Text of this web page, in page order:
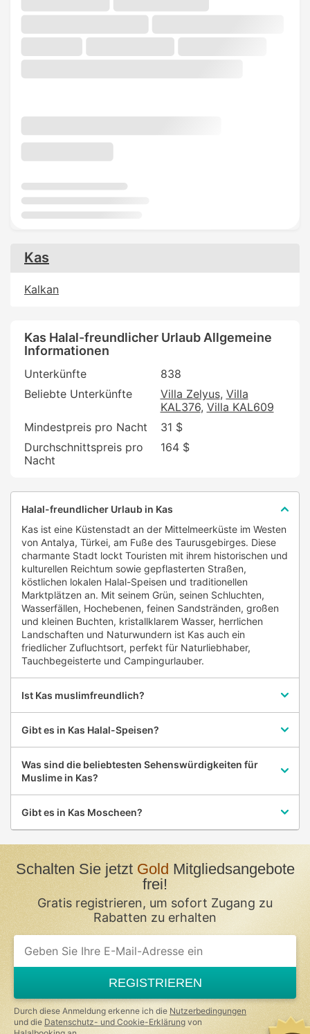
Kas
Kalkan
Kas Halal-freundlicher Urlaub Allgemeine
Informationen
Unterkünfte
838
Beliebte Unterkünfte
Villa Zelyus Villa
KAL376 Villa KAL609
Mindestpreis pro Nacht
31 $
Durchschnittspreis pro
Nacht
164 $
Halal-freundlicher Urlaub in Kas
Kas ist eine Küstenstadt an der Mittelmeerküste im Westen
von Antalya, Türkei, am Fuße des Taurusgebirges. Diese
charmante Stadt lockt Touristen mit ihrem historischen und
kulturellen Reichtum sowie gepflasterten Straßen,
köstlichen lokalen Halal-Speisen und traditionellen
Marktplätzen an. Mit seinem Grün, seinen Schluchten,
Wasserfällen, Hochebenen, feinen Sandstränden, großen
und kleinen Buchten, kristallklarem Wasser, herrlichen
Landschaften und Naturwundern ist Kas auch ein
friedlicher Zufluchtsort, perfekt für Naturliebhaber,
Tauchbegeisterte und Campingurlauber.
Ist Kas muslimfreundlich?
Gibt es in Kas Halal-Speisen?
Was sind die beliebtesten Sehenswürdigkeiten für
Muslime in Kas?
Gibt es in Kas Moscheen?
Schalten Sie jetztGold Mitgliedsangebote
frei!
Gratis registrieren, um sofort Zugang zu
Rabatten zu erhalten
REGISTRIEREN
Durch diese Anmeldung erkenne ich die Nutzerbedingungen
und die Datenschutz- und Cookie-Erklärung von